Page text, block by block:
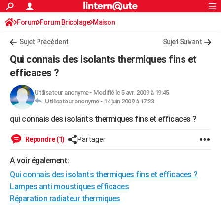
ACTUALITÉS
Politique
Société
Faits Divers
Education
Monde
Villes
+
Programme TV
Streaming
Cinéma
Sorties cinéma
Musique
FINANCE
Retraite
Impôts
Epargne
Immobilier
Risques naturels par ville
Banque
Assurance
Crédit
AUTO
Essais
Réserver un essai
Citadines
Berlines
SUV
Forum auto
HIGH-TECH
Guides de France
Escapades
Patrimoine
Expositions
Musées
Week-end nature
LIFESTYLE
Art de vivre
Bien-être
Loisirs
Mode
Modes de vie
SANTE
S'inscrire
Connexion
Forum Forum Bricolage Maison
Sujet Précédent Sujet Suivant
Qui connais des isolants thermiques fins et
efficaces ?
Utilisateur anonyme- Modifié le 5 avr. 2009 à 19:45
Utilisateur anonyme - 14 juin 2009 à 17:23
qui connais des isolants thermiques fins et efficaces ?
Répondre (1) Partager
A voir également:
Qui connais des isolants thermiques fins et efficaces ?
Lampes anti moustiques efficaces
Réparation radiateur thermiques